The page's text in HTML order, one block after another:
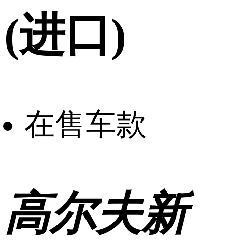
(进口)
在售车款
高尔夫新